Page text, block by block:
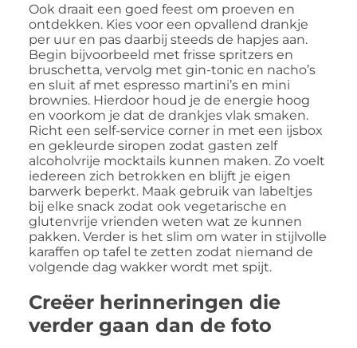
Ook draait een goed feest om proeven en
ontdekken. Kies voor een opvallend drankje
per uur en pas daarbij steeds de hapjes aan.
Begin bijvoorbeeld met frisse spritzers en
bruschetta, vervolg met gin-tonic en nacho’s
en sluit af met espresso martini’s en mini
brownies. Hierdoor houd je de energie hoog
en voorkom je dat de drankjes vlak smaken.
Richt een self-service corner in met een ijsbox
en gekleurde siropen zodat gasten zelf
alcoholvrije mocktails kunnen maken. Zo voelt
iedereen zich betrokken en blijft je eigen
barwerk beperkt. Maak gebruik van labeltjes
bij elke snack zodat ook vegetarische en
glutenvrije vrienden weten wat ze kunnen
pakken. Verder is het slim om water in stijlvolle
karaffen op tafel te zetten zodat niemand de
volgende dag wakker wordt met spijt.
Creëer herinneringen die
verder gaan dan de foto